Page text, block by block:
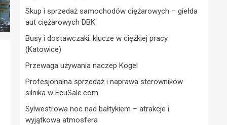
Skup i sprzedaż samochodów ciężarowych – giełda
aut ciężarowych DBK
Busy i dostawczaki: klucze w ciężkiej pracy
(Katowice)
Przewaga używania naczep Kogel
Profesjonalna sprzedaż i naprawa sterowników
silnika w EcuSale.com
Sylwestrowa noc nad bałtykiem – atrakcje i
wyjątkowa atmosfera